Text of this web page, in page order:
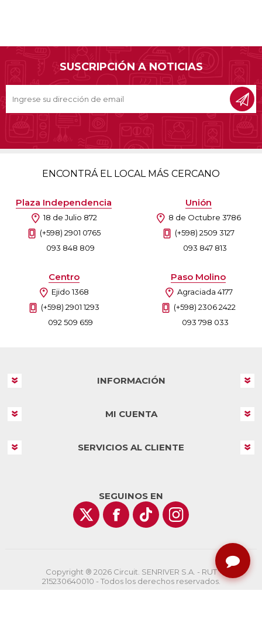
SUSCRIPCIÓN A NOTICIAS
ENCONTRÁ EL LOCAL MÁS CERCANO
Plaza Independencia
18 de Julio 872
(+598) 2901 0765
093 848 809
Unión
8 de Octubre 3786
(+598) 2509 3127
093 847 813
Centro
Ejido 1368
(+598) 2901 1293
092 509 659
Paso Molino
Agraciada 4177
(+598) 2306 2422
093 798 033
INFORMACIÓN
MI CUENTA
SERVICIOS AL CLIENTE
SEGUINOS EN
Copyright ® 2026 Circuit. SENRIVER S.A. - RUT
215230640010 - Todos los derechos reservados.